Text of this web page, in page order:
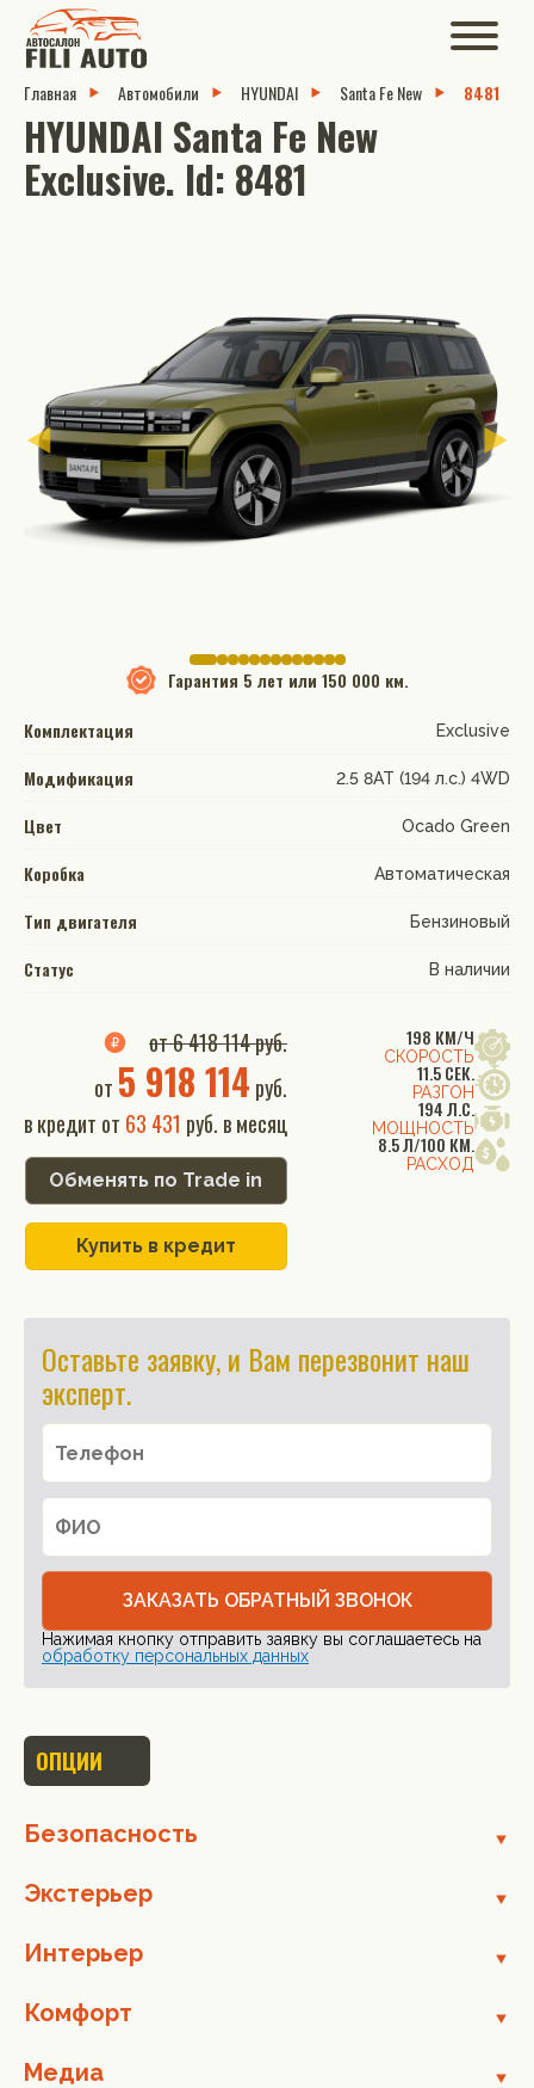
Главная Автомобили HYUNDAI Santa Fe New 8481
HYUNDAI Santa Fe New
Exclusive. Id: 8481
Гарантия 5 лет или 150 000 км.
Комплектация
Exclusive
Модификация 2.5 8AT (194 л.с.) 4WD
Цвет Ocado Green
Коробка Автоматическая
Тип двигателя Бензиновый
Статус В наличии
198 КМ/Ч
СКОРОСТЬ
11.5 СЕК.
РАЗГОН
194 Л.С.
МОЩНОСТЬ
8.5 Л/100 КМ.
РАСХОД
от 6 418 114 руб.
от 5 918 114 руб.
в кредит от 63 431 руб. в месяц
Обменять по Trade in
Купить в кредит
Оставьте заявку, и Вам перезвонит наш
эксперт.
ЗАКАЗАТЬ ОБРАТНЫЙ ЗВОНОК
Нажимая кнопку отправить заявку вы соглашаетесь на
обработку персональных данных
ОПЦИИ
Безопасность
Экстерьер
Интерьер
Комфорт
Медиа